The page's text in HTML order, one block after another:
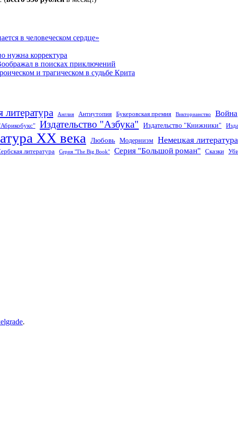
в человеческом сердце»
нужна корректура
в поисках приключений
и трагическом в судьбе Крита
литература Англия Антиутопия Букеровская премия Викторианство Война
Издательство "Азбука" Издательство "Книжники"
XX века Любовь Модернизм Немецкая литература
литература Серия "The Big Book" Серия "Большой роман" Сказки
.